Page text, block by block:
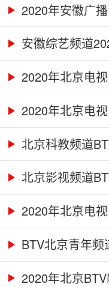
2020年安徽广
安徽综艺频道
2020年北京电
2020年北京电
北京科教频道
北京影视频道
2020年北京电
BTV北京青年
2020年北京